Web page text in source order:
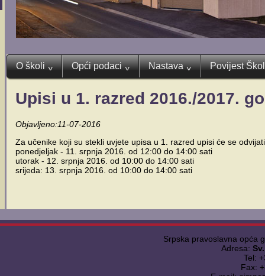
O školi ^ Opći podaci ^ Nastava ^ Povijest
Upisi u 1. razred 2016./2017.
Objavljeno:11-07-2016
Za učenike koji su stekli uvjete upisa u 1. razred upisi će se
ponedjeljak - 11. srpnja 2016. od 12:00 do 14:00 sati
utorak - 12. srpnja 2016. od 10:00 do 14:00 sati
srijeda: 13. srpnja 2016. od 10:00 do 14:00 sati
Srpska pravoslavna opća
Adresa:
Tel:
Fax: